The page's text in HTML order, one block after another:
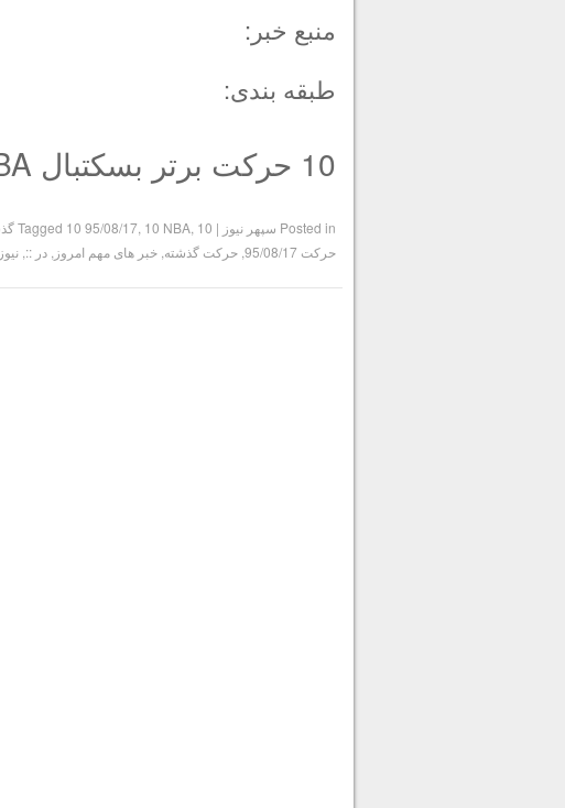
منبع خبر:
طبقه بندی:
10 حرکت برتر بسکتبال NBA در هفته گذشته 95/08/17
Posted in سپهر نیوز |
Tagged 10 95/08/17 10 NBA 10 گذشته
حرکت 95/08/17
, حرکت گذشته خبر های مهم امروز در :: نیوز